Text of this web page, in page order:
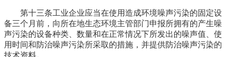
第十三条工业企业应当在使用造成环境噪声污染的固定设
备三个月前，向所在地生态环境主管部门申报所拥有的产生噪
声污染的设备种类、数量和在正常情况下所发出的噪声值、使
用时间和防治噪声污染所采取的措施，并提供防治噪声污染的
技术资料。